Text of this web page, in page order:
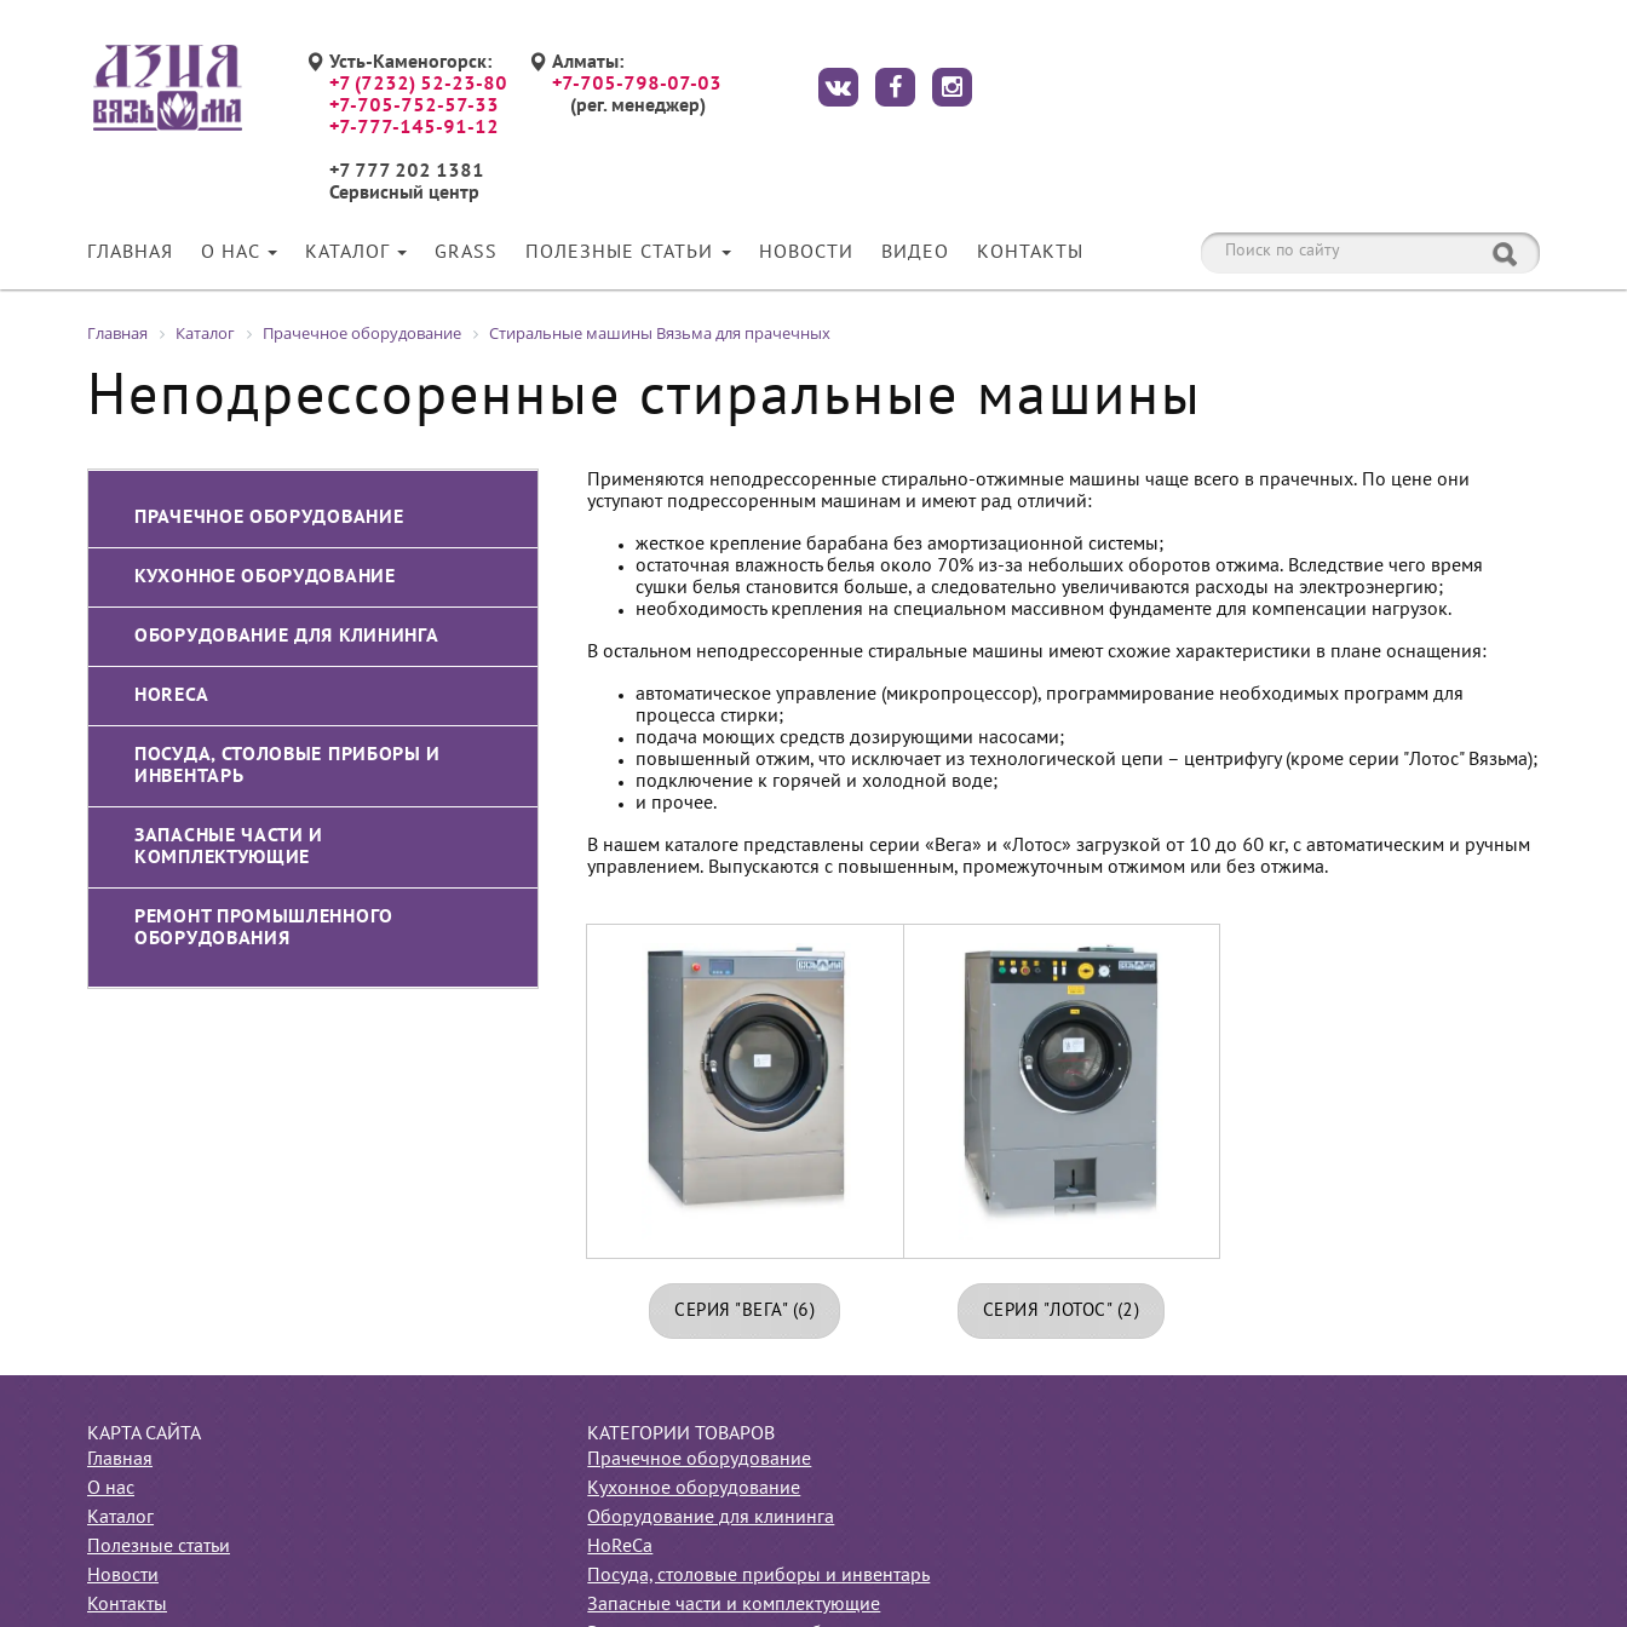
Усть-Каменогорск:
+7 (7232) 52-23-80
+7-705-752-57-33
+7-777-145-91-12
+7 777 202 1381
Сервисный центр
Алматы:
+7-705-798-07-03
(рег. менеджер)
ГЛАВНАЯ О НАС КАТАЛОГ GRASS ПОЛЕЗНЫЕ СТАТЬИ НОВОСТИ ВИДЕО КОНТАКТЫ
Главная Каталог Прачечное оборудование Стиральные машины Вязьма для прачечных
Неподрессоренные стиральные машины
ПРАЧЕЧНОЕ ОБОРУДОВАНИЕ
КУХОННОЕ ОБОРУДОВАНИЕ
ОБОРУДОВАНИЕ ДЛЯ КЛИНИНГА
HORECA
ПОСУДА, СТОЛОВЫЕ ПРИБОРЫ И
ИНВЕНТАРЬ
ЗАПАСНЫЕ ЧАСТИ И
КОМПЛЕКТУЮЩИЕ
РЕМОНТ ПРОМЫШЛЕННОГО
ОБОРУДОВАНИЯ
Применяются неподрессоренные стирально-отжимные машины чаще всего в прачечных. По цене они
уступают подрессоренным машинам и имеют рад отличий:
жесткое крепление барабана без амортизационной системы;
остаточная влажность белья около 70% из-за небольших оборотов отжима. Вследствие чего время
сушки белья становится больше, а следовательно увеличиваются расходы на электроэнергию;
необходимость крепления на специальном массивном фундаменте для компенсации нагрузок.
В остальном неподрессоренные стиральные машины имеют схожие характеристики в плане оснащения:
автоматическое управление (микропроцессор), программирование необходимых программ для
процесса стирки;
подача моющих средств дозирующими насосами;
повышенный отжим, что исключает из технологической цепи – центрифугу (кроме серии "Лотос" Вязьма);
подключение к горячей и холодной воде;
и прочее.
В нашем каталоге представлены серии «Вега» и «Лотос» загрузкой от 10 до 60 кг, с автоматическим и ручным
управлением. Выпускаются с повышенным, промежуточным отжимом или без отжима.
СЕРИЯ "ВЕГА" (6) СЕРИЯ "ЛОТОС" (2)
КАРТА САЙТА
Главная
О нас
Каталог
Полезные статьи
Новости
Контакты
КАТЕГОРИИ ТОВАРОВ
Прачечное оборудование
Кухонное оборудование
Оборудование для клининга
HoReCa
Посуда, столовые приборы и инвентарь
Запасные части и комплектующие